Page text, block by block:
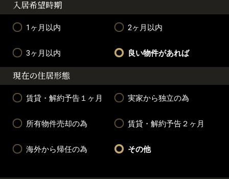
入居希望時期
1ヶ月以内 2ヶ月以内
3ヶ月以内 良い物件があれば
現在の住居形態
賃貸・解約予告１ヶ月 実家から独立の為
所有物件売却の為 賃貸・解約予告２ヶ月
海外から帰任の為 その他